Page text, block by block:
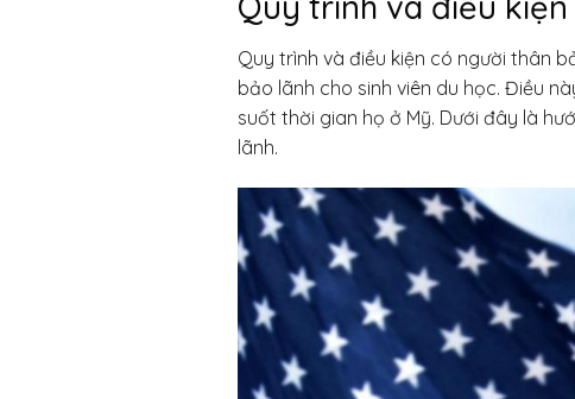
Quy trình và điều kiện có người thân
bảo lãnh cho sinh viên du học. Điều
suốt thời gian họ ở Mỹ. Dưới đây là
lãnh.